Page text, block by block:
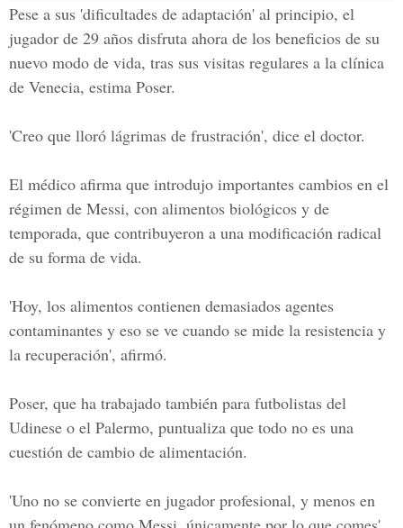
Pese a sus 'dificultades de adaptación' al principio, el
jugador de 29 años disfruta ahora de los beneficios de su
nuevo modo de vida, tras sus visitas regulares a la clínica
de Venecia, estima Poser.
'Creo que lloró lágrimas de frustración', dice el doctor.
El médico afirma que introdujo importantes cambios en el
régimen de Messi, con alimentos biológicos y de
temporada, que contribuyeron a una modificación radical
de su forma de vida.
'Hoy, los alimentos contienen demasiados agentes
contaminantes y eso se ve cuando se mide la resistencia y
la recuperación', afirmó.
Poser, que ha trabajado también para futbolistas del
Udinese o el Palermo, puntualiza que todo no es una
cuestión de cambio de alimentación.
'Uno no se convierte en jugador profesional, y menos en